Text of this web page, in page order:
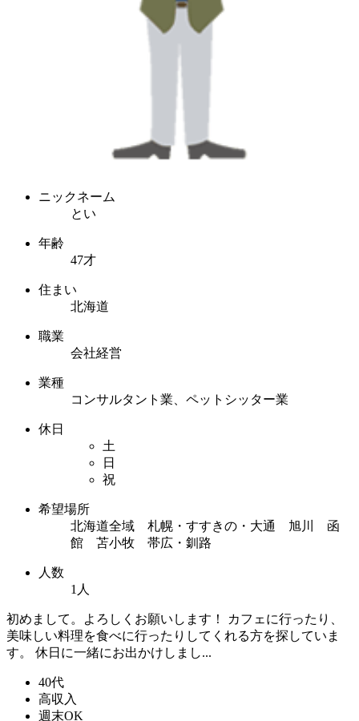
ニックネーム
とい
年齢
47才
住まい
北海道
職業
会社経営
業種
コンサルタント業、ペットシッター業
休日
土
日
祝
希望場所
北海道全域 札幌・すすきの・大通 旭川 函
館 苫小牧 帯広・釧路
人数
1人
初めまして。よろしくお願いします！ カフェに行ったり、
美味しい料理を食べに行ったりしてくれる方を探していま
す。 休日に一緒にお出かけしまし...
40代
高収入
週末OK